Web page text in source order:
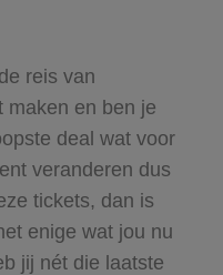
reis van
maken en ben je
deal wat voor
veranderen dus
tickets, dan is
enige wat jou nu
jij nét die laatste